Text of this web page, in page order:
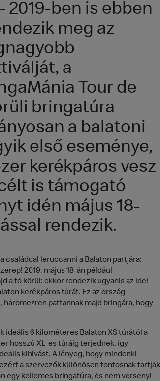
2019-ben is ebben
meg az
a
Tour de
bringatúra
a balatoni
első eseménye,
kerékpáros vesz
is támogató
idén május 18-
rendezik.
családdal leruccanni a Balaton partjára:
2019. május 18-án például
a tó körül: ekkor rendezik ugyanis az idei
kerékpáros túrát. Ez az ország
pattannak majd bringára, hogy
ideális 6 kilométeres Balaton XS túrától a
hosszú XL-es túráig terjednek, így
kihívást. A lényeg, hogy mindenki
a szervezők különösen fontosnak tartják
egy kellemes bringatúra, és nem verseny!